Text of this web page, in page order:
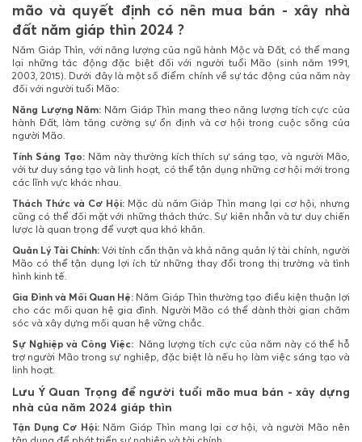
mão và quyết định có nên mua bán - xây nhà
đất năm giáp thìn 2024 ?
Năm Giáp Thìn, với năng lượng của ngũ hành Mộc và Đất, có thể mang
lại những tác động đặc biệt đối với người tuổi Mão (sinh năm 1991,
2003, 2015). Dưới đây là một số điểm chính về sự tác động của năm này
đối với người tuổi Mão:
Năng Lượng Năm: Năm Giáp Thìn mang theo năng lượng tích cực của
hành Đất, làm tăng cường sự ổn định và cơ hội trong cuộc sống của
người Mão.
Tính Sáng Tạo: Năm này thường kích thích sự sáng tạo, và người Mão,
với tư duy sáng tạo và linh hoạt, có thể tận dụng những cơ hội mới trong
các lĩnh vực khác nhau.
Thách Thức và Cơ Hội: Mặc dù năm Giáp Thìn mang lại cơ hội, nhưng
cũng có thể đối mặt với những thách thức. Sự kiên nhẫn và tư duy chiến
lược là quan trọng để vượt qua khó khăn.
Quản Lý Tài Chính: Với tính cẩn thận và khả năng quản lý tài chính, người
Mão có thể tận dụng lợi ích từ những thay đổi trong thị trường và tình
hình kinh tế.
Gia Đình và Mối Quan Hệ: Năm Giáp Thìn thường tạo điều kiện thuận lợi
cho các mối quan hệ gia đình. Người Mão có thể dành thời gian chăm
sóc và xây dựng mối quan hệ vững chắc.
Sự Nghiệp và Công Việc:
Năng lượng tích cực của năm này có thể hỗ
trợ người Mão trong sự nghiệp, đặc biệt là nếu họ làm việc sáng tạo và
linh hoạt.
Lưu Ý Quan Trọng để người tuổi mão mua bán - xây dựng
nhà của năm 2024 giáp thìn
Tận Dụng Cơ Hội: Năm Giáp Thìn mang lại cơ hội, và người Mão nên